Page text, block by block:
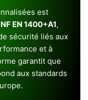
est
NF EN 1400+A1,
sécurité liés aux
et à
garantit que
aux standards